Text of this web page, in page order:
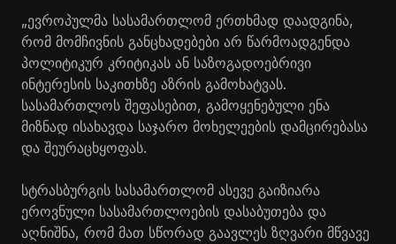
„ევროპულმა სასამართლომ ერთხმად დაადგინა,
რომ მომჩივნის განცხადებები არ წარმოადგენდა
პოლიტიკურ კრიტიკას ან საზოგადოებრივი
ინტერესის საკითხზე აზრის გამოხატვას.
სასამართლოს შეფასებით, გამოყენებული ენა
მიზნად ისახავდა საჯარო მოხელეების დამცირებასა
და შეურაცხყოფას.
სტრასბურგის სასამართლომ ასევე გაიზიარა
ეროვნული სასამართლოების დასაბუთება და
აღნიშნა, რომ მათ სწორად გაავლეს ზღვარი მწვავე